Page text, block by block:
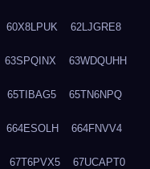
60X8LPUK 62LJGRE8
63SPQINX 63WDQUHH
65TIBAG5 65TN6NPQ
664ESOLH 664FNVV4
67T6PVX5 67UCAPT0